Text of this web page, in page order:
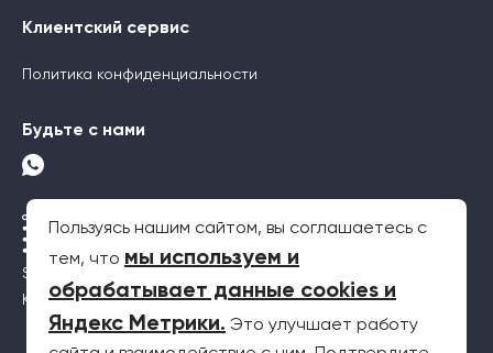
Клиентский сервис
Политика конфиденциальности
Будьте с нами
SEO-продвижение
Контекстная реклама
Пользуясь нашим сайтом, вы соглашаетесь с
тем, что мы используем и
обрабатывает данные cookies и
Яндекс Метрики. Это улучшает работу